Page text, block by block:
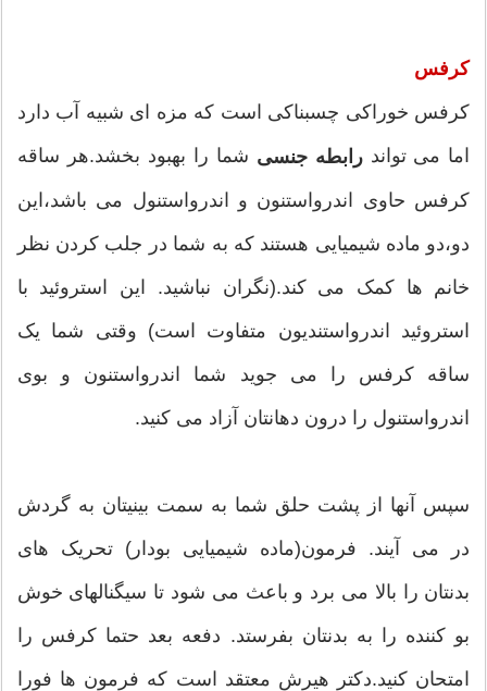
کرفس
کرفس خوراکی چسبناکی است که مزه ای شبیه آب دارد
اما می تواندرابطه جنسی شما را بهبود بخشد.هر ساقه
کرفس حاوی اندرواستنون و اندرواستنول می باشد،این
دو،دو ماده شیمیایی هستند که به شما در جلب کردن نظر
خانم ها کمک می کند.(نگران نباشید. این استروئید با
استروئید اندرواستندیون متفاوت است) وقتی شما یک
ساقه کرفس را می جوید شما اندرواستنون و بوی
اندرواستنول را درون دهانتان آزاد می کنید.
سپس آنها از پشت حلق شما به سمت بینیتان به گردش
در می آیند. فرمون(ماده شیمیایی بودار) تحریک های
بدنتان را بالا می برد و باعث می شود تا سیگنالهای خوش
بو کننده را به بدنتان بفرستد. دفعه بعد حتما کرفس را
امتحان کنید.دکتر هیرش معتقد است که فرمون ها فورا